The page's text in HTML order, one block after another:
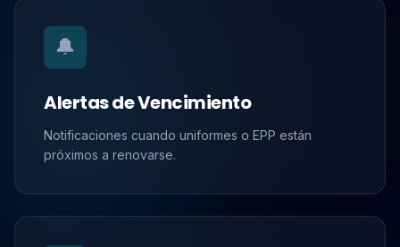
🔔
Alertas de Vencimiento
Notificaciones cuando uniformes o EPP están
próximos a renovarse.